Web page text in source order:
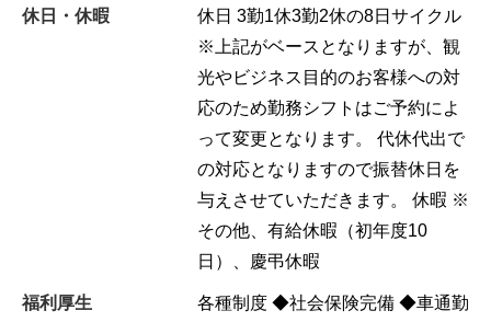
休日・休暇
休日 3勤1休3勤2休の8日サイクル
※上記がベースとなりますが、観
光やビジネス目的のお客様への対
応のため勤務シフトはご予約によ
って変更となります。 代休代出で
の対応となりますので振替休日を
与えさせていただきます。 休暇 ※
その他、有給休暇（初年度10
日）、慶弔休暇
福利厚生
各種制度 ◆社会保険完備 ◆車通勤